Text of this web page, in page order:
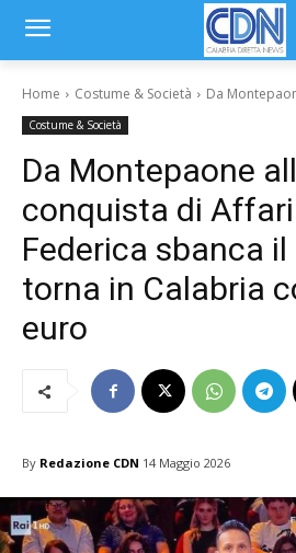
Home Costume & Società Da
Costume & Società
Da Montepaone
conquista di Affari
Federica sbanca
torna in Calabria
euro
By Redazione CDN 14 Maggio 2026